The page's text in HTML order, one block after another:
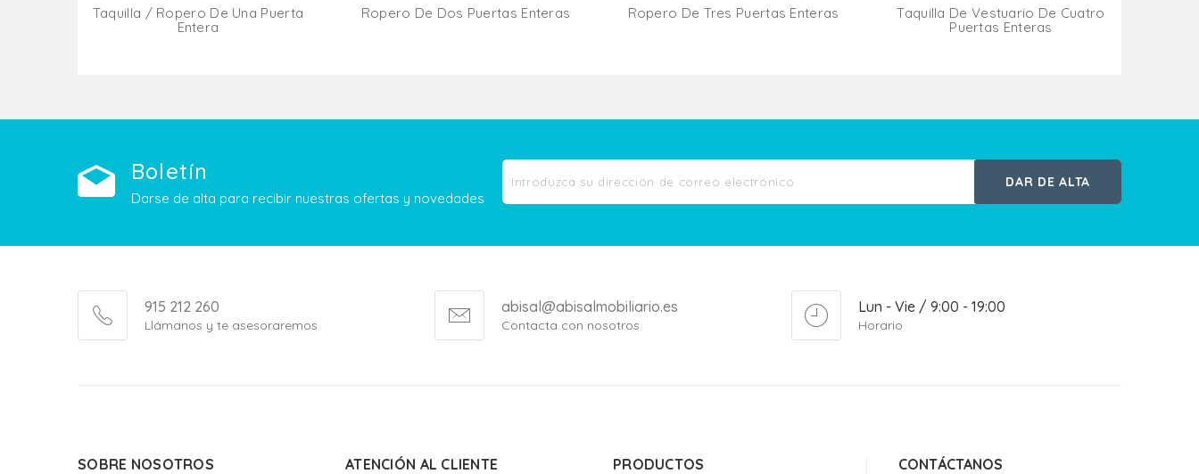
Taquilla / Ropero De Una Puerta
Entera
Ropero De Dos Puertas Enteras
Ropero De Tres Puertas Enteras
Taquilla De Vestuario De Cuatro
Puertas Enteras
Boletín
Darse de alta para recibir nuestras ofertas y novedades
DAR DE ALTA
915 212 260
Llámanos y te asesoraremos
abisal@abisalmobiliario.es
Contacta con nosotros
Lun - Vie / 9:00 - 19:00
Horario
SOBRE NOSOTROS ATENCIÓN AL CLIENTE PRODUCTOS CONTÁCTANOS